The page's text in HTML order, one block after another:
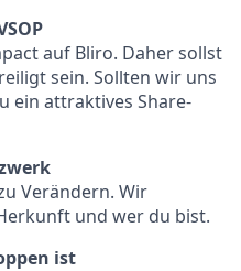
auf Bliro. Daher sollst
sein. Sollten wir uns
ein attraktives Share-
Verändern. Wir
und wer du bist.
ist